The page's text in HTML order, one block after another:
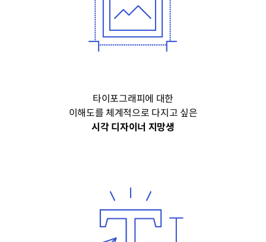
타이포그래피에 대한
이해도를 체계적으로 다지고 싶은
시각 디자이너 지망생